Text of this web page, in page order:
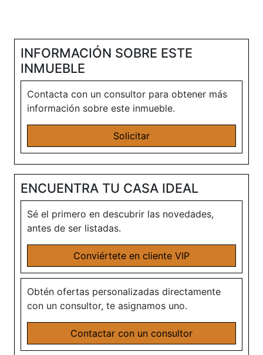
INFORMACIÓN SOBRE ESTE
INMUEBLE
Contacta con un consultor para obtener más
información sobre este inmueble.
Solicitar
ENCUENTRA TU CASA IDEAL
Sé el primero en descubrir las novedades,
antes de ser listadas.
Conviértete en cliente VIP
Obtén ofertas personalizadas directamente
con un consultor, te asignamos uno.
Contactar con un consultor